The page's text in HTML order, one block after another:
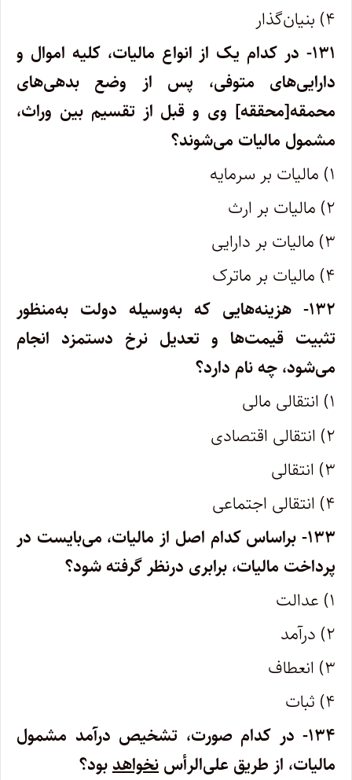
۴) بنیان‌گذار
۱۳۱- در کدام یک از انواع مالیات‌، کلیه اموال و
دارایی‌های متوفی، پس از وضع بدهی‌های
محمقه[محققه] وی و قبل از تقسیم بین وراث،
مشمول مالیات می‌شوند؟
۱) مالیات بر سرمایه
۲) مالیات بر ارث
۳) مالیات بر دارایی
۴) مالیات بر ماترک
۱۳۲- هزینه‌هایی که به‌وسیله دولت به‌منظور
تثبیت قیمت‌ها و تعدیل نرخ دستمزد انجام
می‌شود، چه نام دارد؟
۱) انتقالی مالی
۲) انتقالی اقتصادی
۳) انتقالی
۴) انتقالی اجتماعی
۱۳۳- براساس کدام اصل از مالیات، می‌بایست در
پرداخت مالیات، برابری درنظر گرفته شود؟
۱) عدالت
۲) درآمد
۳) انعطاف
۴) ثبات
۱۳۴- در کدام صورت، تشخیص درآمد مشمول
مالیات، از طریق علی‌الرأس نخواهدبود؟